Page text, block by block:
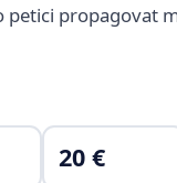
petici propagovat
20 €